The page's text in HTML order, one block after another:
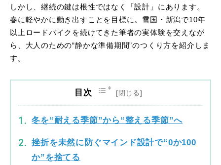
しかし、継続の鍵は根性ではなく「設計」にあります。
春に軽やかに動き出すことを目標に。雪国・新潟で10年
以上ロードバイクを続けてきた筆者の実体験を交えなが
ら、大人のための“静かな準備期間”のつくり方を紹介しま
す。
目次
冬を“耐える季節”から“整える季節”へ
挫折を未然に防ぐマインド設計で“0か100
か”を捨てる